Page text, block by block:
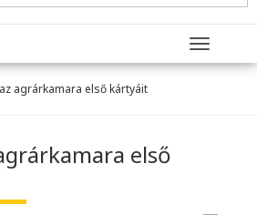
Toggle
agrárkamara első kártyáit
első